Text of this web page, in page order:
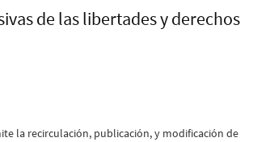
de las libertades y derechos
la recirculación, publicación, y modificación de